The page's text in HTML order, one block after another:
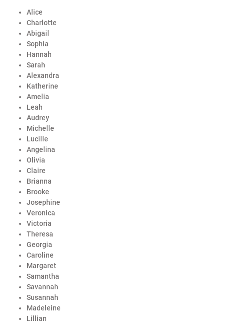
Alice
Charlotte
Abigail
Sophia
Hannah
Sarah
Alexandra
Katherine
Amelia
Leah
Audrey
Michelle
Lucille
Angelina
Olivia
Claire
Brianna
Brooke
Josephine
Veronica
Victoria
Theresa
Georgia
Caroline
Margaret
Samantha
Savannah
Susannah
Madeleine
Lillian